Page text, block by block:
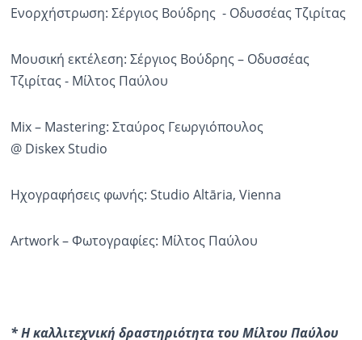
Ενορχήστρωση: Σέργιος Βούδρης - Οδυσσέας Τζιρίτας
Μουσική εκτέλεση: Σέργιος Βούδρης – Οδυσσέας
Τζιρίτας - Μίλτος Παύλου
Mix – Mastering: Σταύρος Γεωργιόπουλος
@ Diskex Studio
Ηχογραφήσεις φωνής: Studio Altāria, Vienna
Artwork – Φωτογραφίες: Μίλτος Παύλου
* Η καλλιτεχνική δραστηριότητα του Μίλτου Παύλου